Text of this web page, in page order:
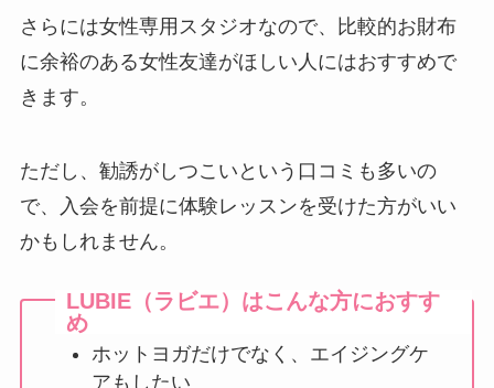
さらには女性専用スタジオなので、比較的お財布
に余裕のある女性友達がほしい人にはおすすめで
きます。
ただし、勧誘がしつこいという口コミも多いの
で、入会を前提に体験レッスンを受けた方がいい
かもしれません。
LUBIE（ラビエ）はこんな方におすす
め
ホットヨガだけでなく、エイジングケ
アもしたい